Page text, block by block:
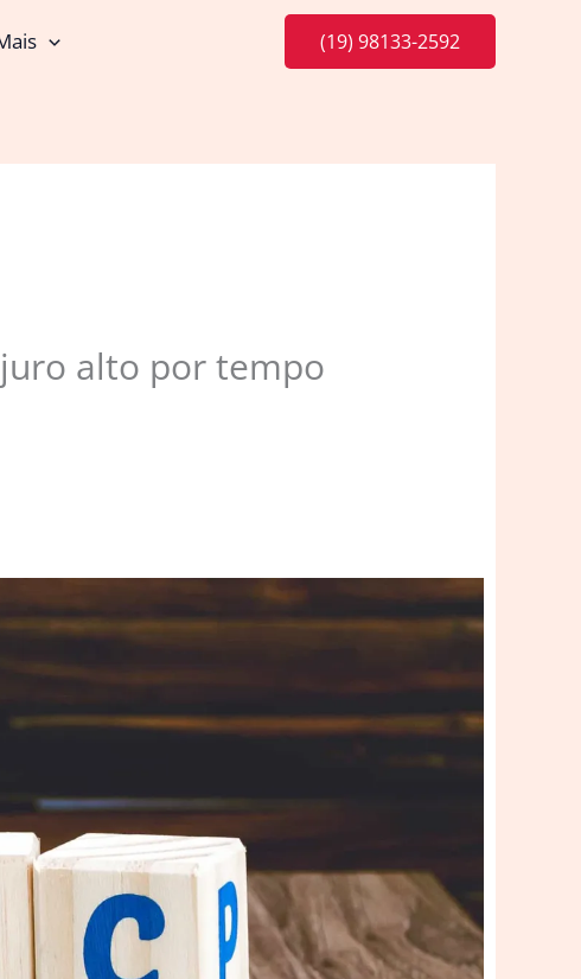
(19) 98133-2592
alto por tempo